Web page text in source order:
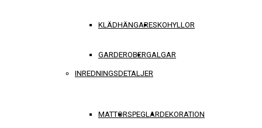
KLÄDHÄNGARESKOHYLLOR
GARDEROBERGALGAR
INREDNINGSDETALJER
MATTORSPEGLARDEKORATION